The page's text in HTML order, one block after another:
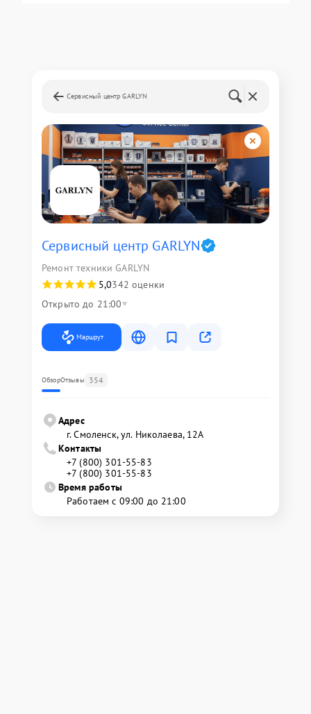
Сервисный центр GARLYN
Сервисный центр GARLYN
Ремонт техники GARLYN
5,0342 оценки
Открыто до 21:00
Маршрут
ОбзорОтзывы 354
Адрес
г. Смоленск, ул. Николаева, 12А
Контакты
+7 (800) 301-55-83
+7 (800) 301-55-83
Время работы
Работаем с 09:00 до 21:00